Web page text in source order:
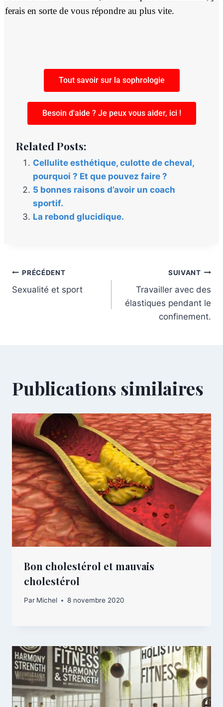
ferais en sorte de vous répondre au plus vite.
Tout savoir sur la sophrologie
Besoin d'aide ? Je peux vous aider, ici !
Related Posts:
Cellulite esthétique, culotte de cheval,
pourquoi ? Et que pouvez faire ?
5 bonnes raisons d’avoir un coach
sportif.
La rebond glucidique.
PRÉCÉDENT
Sexualité et sport
SUIVANT
Travailler avec des
élastiques pendant le
confinement.
Publications similaires
Bon cholestérol et mauvais
cholestérol
Par Michel 8 novembre 2020